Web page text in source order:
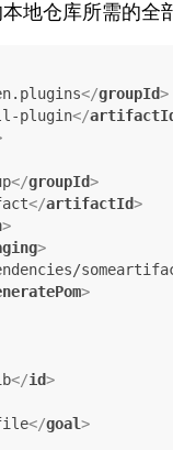
地仓库所需的全
</groupId>
plugin</
</groupId>
</artifactId>
>
>
>
</id>
</goal>